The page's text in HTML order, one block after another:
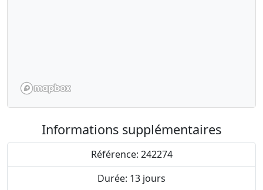
Informations supplémentaires
Référence: 242274
Durée: 13 jours